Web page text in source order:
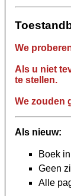
We
Als u niet
te stellen.
We zouden
Als nieuw:
Boek
Geen
Alle